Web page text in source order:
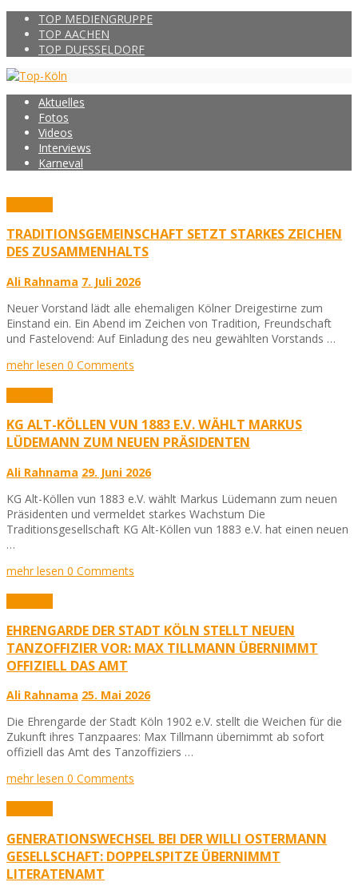
TOP MEDIENGRUPPE
TOP AACHEN
TOP DUESSELDORF
Aktuelles
Fotos
Videos
Interviews
Karneval
TRADITIONSGEMEINSCHAFT SETZT STARKES ZEICHEN
DES ZUSAMMENHALTS
Ali Rahnama 7. Juli 2026
Neuer Vorstand lädt alle ehemaligen Kölner Dreigestirne zum
Einstand ein. Ein Abend im Zeichen von Tradition, Freundschaft
und Fastelovend: Auf Einladung des neu gewählten Vorstands …
mehr lesen 0 Comments
KG ALT-KÖLLEN VUN 1883 E.V. WÄHLT MARKUS
LÜDEMANN ZUM NEUEN PRÄSIDENTEN
Ali Rahnama 29. Juni 2026
KG Alt-Köllen vun 1883 e.V. wählt Markus Lüdemann zum neuen
Präsidenten und vermeldet starkes Wachstum Die
Traditionsgesellschaft KG Alt-Köllen vun 1883 e.V. hat einen neuen
…
mehr lesen 0 Comments
EHRENGARDE DER STADT KÖLN STELLT NEUEN
TANZOFFIZIER VOR: MAX TILLMANN ÜBERNIMMT
OFFIZIELL DAS AMT
Ali Rahnama 25. Mai 2026
Die Ehrengarde der Stadt Köln 1902 e.V. stellt die Weichen für die
Zukunft ihres Tanzpaares: Max Tillmann übernimmt ab sofort
offiziell das Amt des Tanzoffiziers …
mehr lesen 0 Comments
GENERATIONSWECHSEL BEI DER WILLI OSTERMANN
GESELLSCHAFT: DOPPELSPITZE ÜBERNIMMT
LITERATENAMT